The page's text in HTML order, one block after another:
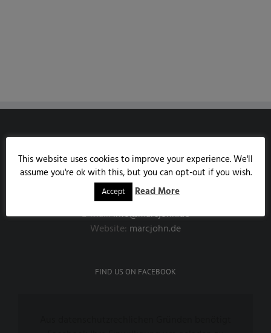
MARCJOHN.DE
Austrasse 85
53343 Wachtberg
Handy:0171/7858190
E-Mail:info@marcjohn.de
Website: marcjohn.de
FIND US ON FACEBOOK
This website uses cookies to improve your experience. We'll
assume you're ok with this, but you can opt-out if you wish.
Accept Read More